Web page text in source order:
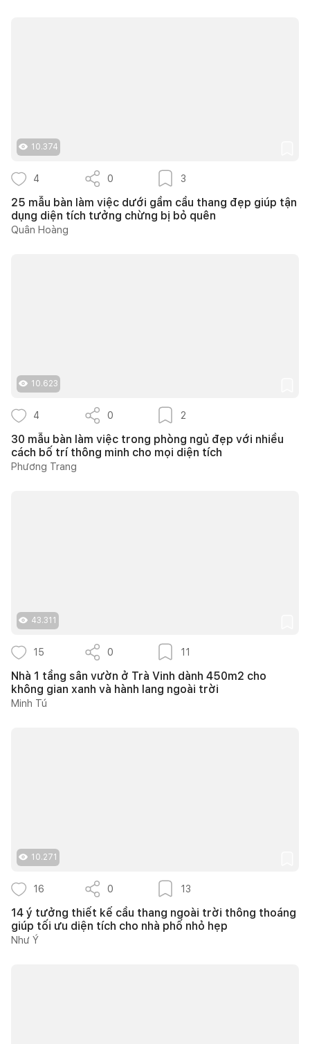
10.374
4 0 3
25 mẫu bàn làm việc dưới gầm cầu thang đẹp giúp tận
dụng diện tích tưởng chừng bị bỏ quên
Quân Hoàng
10.623
4 0 2
30 mẫu bàn làm việc trong phòng ngủ đẹp với nhiều
cách bố trí thông minh cho mọi diện tích
Phương Trang
43.311
15 0 11
Nhà 1 tầng sân vườn ở Trà Vinh dành 450m2 cho
không gian xanh và hành lang ngoài trời
Minh Tú
10.271
16 0 13
14 ý tưởng thiết kế cầu thang ngoài trời thông thoáng
giúp tối ưu diện tích cho nhà phố nhỏ hẹp
Như Ý